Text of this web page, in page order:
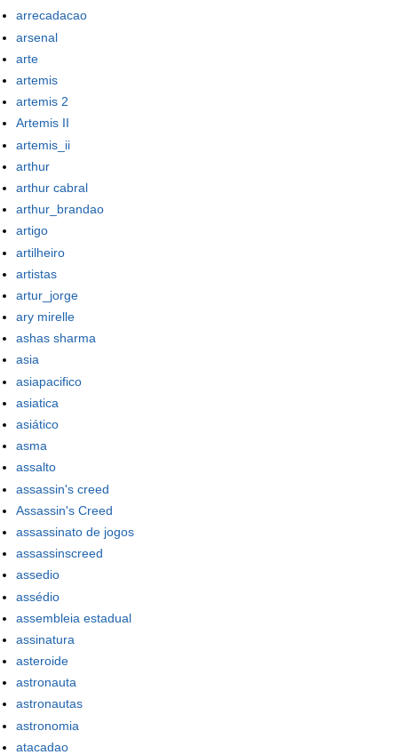
arrecadacao
arsenal
arte
artemis
artemis 2
Artemis II
artemis_ii
arthur
arthur cabral
arthur_brandao
artigo
artilheiro
artistas
artur_jorge
ary mirelle
ashas sharma
asia
asiapacifico
asiatica
asiático
asma
assalto
assassin's creed
Assassin's Creed
assassinato de jogos
assassinscreed
assedio
assédio
assembleia estadual
assinatura
asteroide
astronauta
astronautas
astronomia
atacadao